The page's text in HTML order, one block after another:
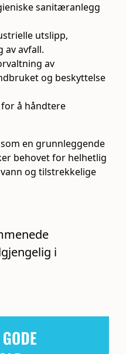
sanitæranlegg
utslipp,
av avfall.
av
og beskyttelse
å håndtere
en grunnleggende
behovet for helhetlig
og tilstrekkelige
i